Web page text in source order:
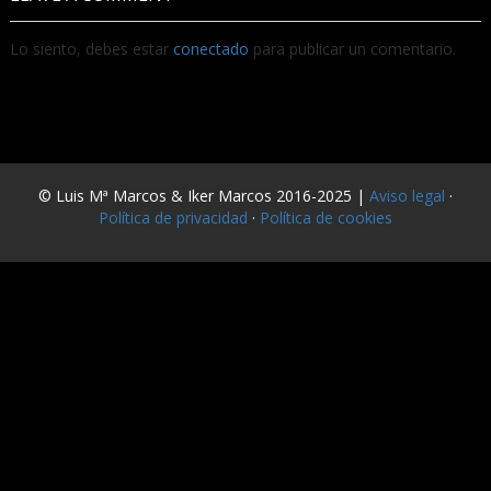
Lo siento, debes estar conectado para publicar un comentario.
© Luis Mª Marcos & Iker Marcos 2016-2025 | Aviso legal ·
Política de privacidad · Política de cookies